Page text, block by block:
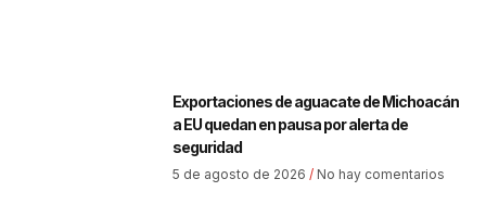
Exportaciones de aguacate de Michoacán
a EU quedan en pausa por alerta de
seguridad
5 de agosto de 2026 No hay comentarios